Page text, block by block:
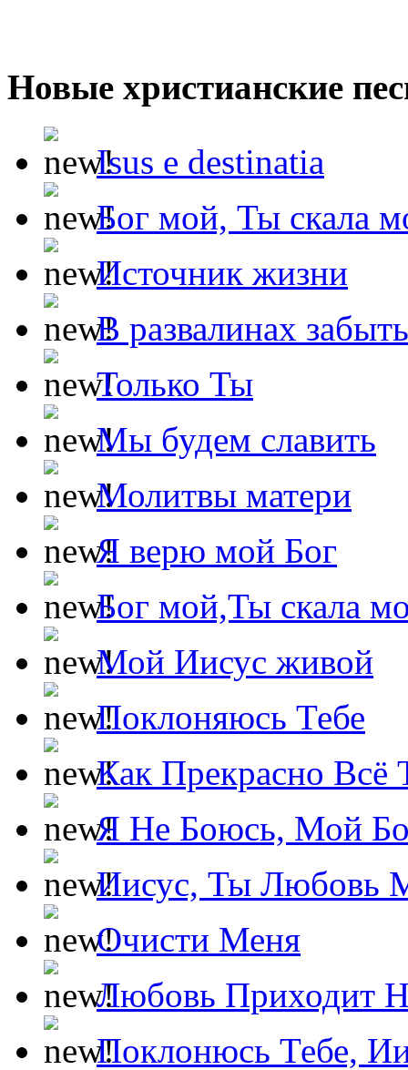
Новые христианские
Isus e destinatia
Бог мой, Ты скала
Источник жизни
В развалинах
Только Ты
Мы будем славить
Молитвы матери
Я верю мой Бог
Бог мой,Ты скала
Мой Иисус живой
Поклоняюсь Тебе
Как Прекрасно Всё
Я Не Боюсь, Мой
Иисус, Ты Любовь
Очисти Меня
Любовь Приходит
Поклонюсь Тебе,